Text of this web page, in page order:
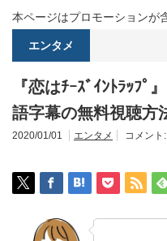
本ページはプロモーションが
エンタメ
『恋はﾁｰｽﾞｲﾝﾄﾗｯﾌﾟ
語字幕の無料視聴方
2020/01/01 エンタメ コメント: